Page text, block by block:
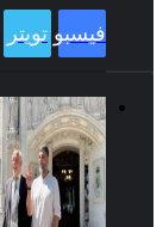
فيسبوكتويتر